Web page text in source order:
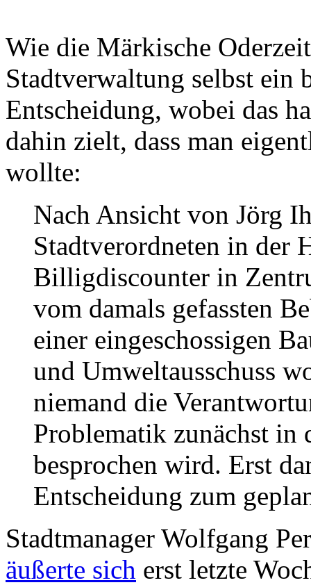
Wie die Märkische
Stadtverwaltung selbst ein
Entscheidung, wobei das
dahin zielt, dass man
wollte:
Nach Ansicht von Jörg
Stadtverordneten in der
Billigdiscounter in
vom damals gefassten
einer eingeschossigen
und Umweltausschuss
niemand die
Problematik zunächst in
besprochen wird. Erst
Entscheidung zum
Stadtmanager Wolfgang
äußerte sich erst letzte